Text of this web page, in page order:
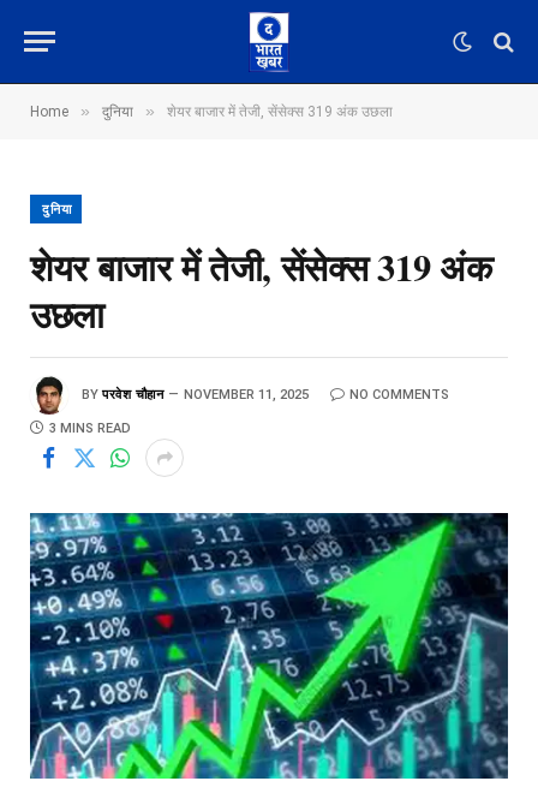
Home » दुनिया » शेयर बाजार में तेजी, सेंसेक्स 319 अंक उछला
दुनिया
शेयर बाजार में तेजी, सेंसेक्स 319 अंक
उछला
BY परवेश चौहान NOVEMBER 11, 2025 NO COMMENTS
3 MINS READ